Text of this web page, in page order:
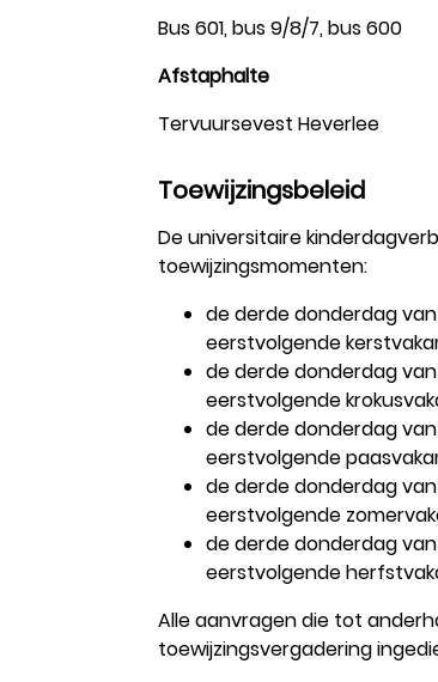
Bus 601, bus 9/8/7, bus 600
Afstaphalte
Tervuursevest Heverlee
Toewijzingsbeleid
De universitaire
toewijzingsmomenten:
de derde donderdag
eerstvolgende
de derde donderdag
eerstvolgende
de derde donderdag
eerstvolgende
de derde donderdag
eerstvolgende
de derde donderdag
eerstvolgende
Alle aanvragen die tot
toewijzingsvergadering